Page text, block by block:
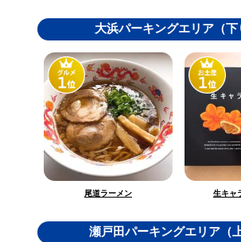
大浜パーキングエリア（下
尾道ラーメン 生キャ
瀬戸田パーキングエリア（上